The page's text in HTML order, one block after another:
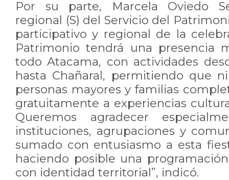
Por su parte, Marcela Oviedo
regional (S) del Servicio del
participativo y regional de la
Patrimonio tendrá una presencia
todo Atacama, con actividades
hasta Chañaral, permitiendo que
personas mayores y familias
gratuitamente a experiencias
Queremos agradecer
instituciones, agrupaciones y
sumado con entusiasmo a esta
haciendo posible una
con identidad territorial”, indicó.